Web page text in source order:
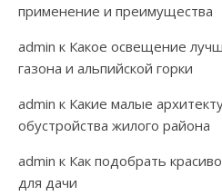
применение и преимущества
admin к Какое освещение
газона и альпийской горки
admin к Какие малые
обустройства жилого района
admin к Как подобрать
для дачи